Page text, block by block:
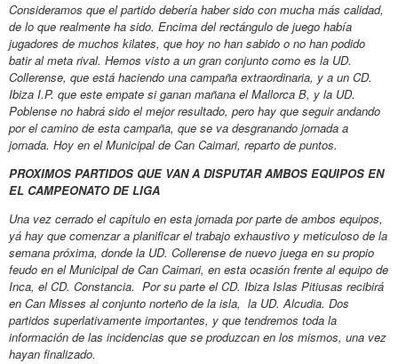
Consideramos que el partido debería haber sido con mucha más calidad,
de lo que realmente ha sido. Encima del rectángulo de juego había
jugadores de muchos kilates, que hoy no han sabido o no han podido
batir al meta rival. Hemos visto a un gran conjunto como es la UD.
Collerense, que está haciendo una campaña extraordinaria, y a un CD.
Ibiza I.P. que este empate si ganan mañana el Mallorca B, y la UD.
Poblense no habrá sido el mejor resultado, pero hay que seguir andando
por el camino de esta campaña, que se va desgranando jornada a
jornada. Hoy en el Municipal de Can Caimari, reparto de puntos.
PROXIMOS PARTIDOS QUE VAN A DISPUTAR AMBOS EQUIPOS EN
EL CAMPEONATO DE LIGA
Una vez cerrado el capítulo en esta jornada por parte de ambos equipos,
yá hay que comenzar a planificar el trabajo exhaustivo y meticuloso de la
semana próxima, donde la UD. Collerense de nuevo juega en su propio
feudo en el Municipal de Can Caimari, en esta ocasión frente al equipo de
Inca, el CD. Constancia. Por su parte el CD. Ibiza Islas Pitiusas recibirá
en Can Misses al conjunto norteño de la isla, la UD. Alcudia. Dos
partidos superlativamente importantes, y que tendremos toda la
información de las incidencias que se produzcan en los mismos, una vez
hayan finalizado.